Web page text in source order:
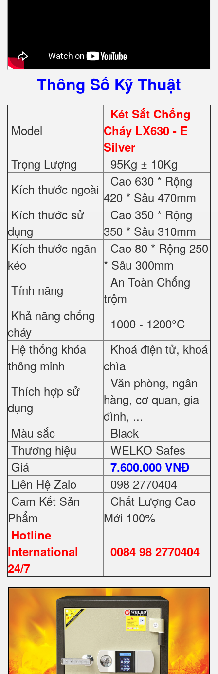
Thông Số Kỹ Thuật
Model
Két Sắt Chống
Cháy LX630 - E
Silver
Trọng Lượng
95Kg ± 10Kg
Kích thước ngoài
Cao 630 * Rộng
420 * Sâu 470mm
Kích thước sử
dụng
Cao 350 * Rộng
350 * Sâu 310mm
Kích thước ngăn
kéo
Cao 80 * Rộng 250
* Sâu 300mm
Tính năng
An Toàn Chống
trộm
Khả năng chống
cháy
1000 - 1200°C
Hệ thống khóa
thông minh
Khoá điện tử, khoá
chìa
Thích hợp sử
dụng
Văn phòng, ngân
hàng, cơ quan, gia
đình, ...
Màu sắc
Black
Thương hiệu
WELKO Safes
Giá
7.600.000 VNĐ
Liên Hệ Zalo
098 2770404
Cam Kết Sản
Phẩm
Chất Lượng Cao
Mới 100%
Hotline
International
24/7
0084 98 2770404